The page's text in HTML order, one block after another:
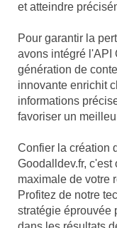
et atteindre
Pour garantir la
avons intégré l'API
génération de
innovante enrichit
informations
favoriser un
Confier la création
Goodalldev.fr, c'est
maximale de votre
Profitez de notre
stratégie éprouvée